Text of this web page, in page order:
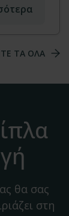
ΤΑ ΟΛΑ
θα σας
στη